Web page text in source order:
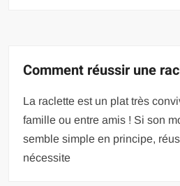
Comment réussir une
La raclette est un plat très
famille ou entre amis ! Si son
semble simple en principe,
nécessite